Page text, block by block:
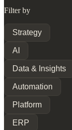
Filter by
Strategy
AI
Data & Insights
Automation
Platform
ERP